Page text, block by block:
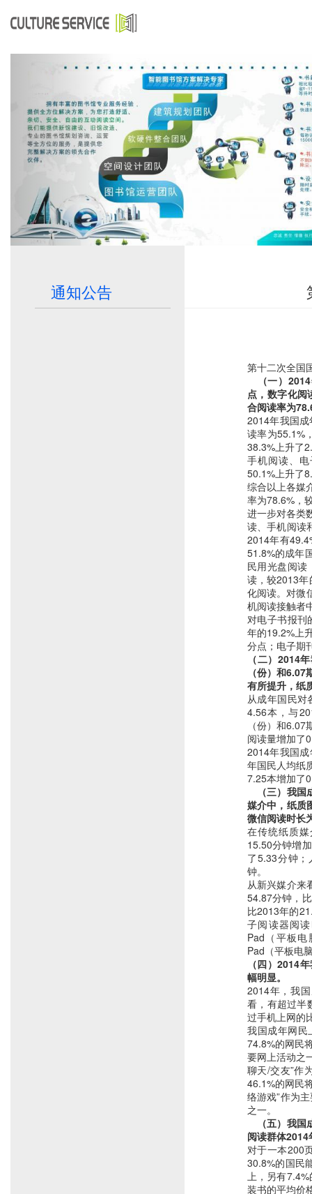
Previous
通知公告
第十二次全国
（一）2014
点，数字化
合阅读率为
2014年我国
读率为55.1%
38.3%上升了
手机阅读、
50.1%上升了
综合以上各媒
率为78.6%，
进一步对各类
读、手机阅读
2014年有
51.8%的成年
民用光盘阅读
读，较2013
化阅读。对微
机阅读接触者
对电子书报刊
年的19.2%上
分点；电子期
（二）2014
（份）和
有所提升，纸
从成年国民
4.56本，与
（份）和
阅读量增加了
2014年我国
年国民人均纸
7.25本增加了
（三）我国
媒介中，纸质
微信阅读时长
在传统纸质
15.50分钟增
了5.33分钟
钟。
从新兴媒介来
54.87分钟，
比2013年的
子阅读器阅
Pad（平板
Pad（平板电
（四）2014
幅明显。
2014年，我
看，有超过半
过手机上网的
我国成年网民
74.8%的网民
要网上活动之
聊天/交友”作
46.1%的网民
络游戏”作为
之一。
（五）我国
阅读群体
对于一本200
30.8%的国民
上，另有
装书的平均价